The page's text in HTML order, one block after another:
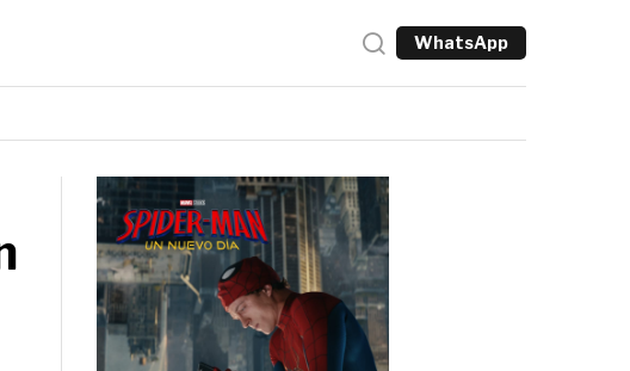
WhatsApp